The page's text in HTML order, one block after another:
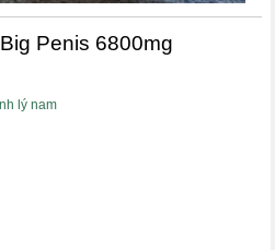
Penis 6800mg
lý nam